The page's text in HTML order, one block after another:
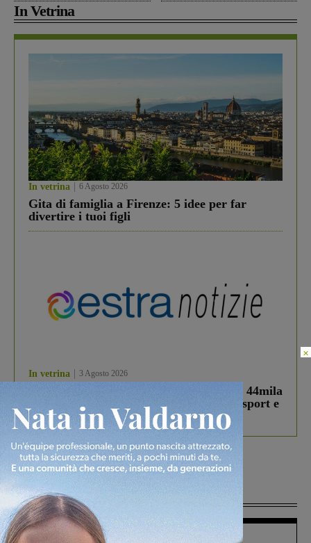
In Vetrina
In vetrina 6 Agosto 2026
Gita di famiglia a Firenze: 5 idee per far
divertire i tuoi figli
In vetrina 3 Agosto 2026
Estra Notizie agosto: Smart Cities, oltre 44mila
studenti coinvolti, torna il bando per lo sport e
debutta il podcast Estrair
Più lette
×